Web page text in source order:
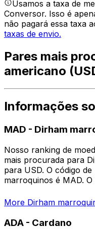
Usamos a taxa de
Conversor. Isso é
não pagará essa taxa
taxas de envio.
Pares mais
americano
Informações
MAD - Dirham
Nosso ranking de
mais procurada para
para USD. O código
marroquinos é MAD.
More Dirham
ADA - Cardano